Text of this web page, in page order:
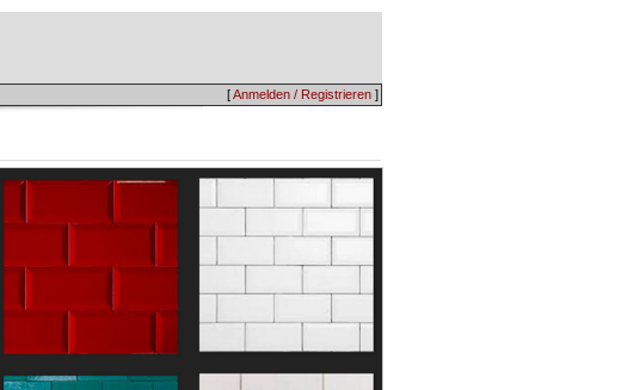
[Anmelden / Registrieren ]